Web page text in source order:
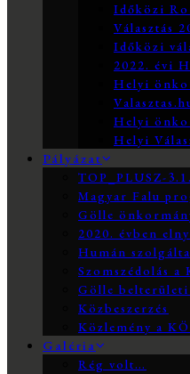
Időközi
Választás
Időközi
2022. évi
Helyi
Helyi
Helyi
Pályázat
TOP_PLUSZ-
Magyar Falu
Gölle
2020. évben
Humán
Szomszédolás a
Gölle belterületi
Közbeszerzés
Közlemény a
Galéria
Rég volt…